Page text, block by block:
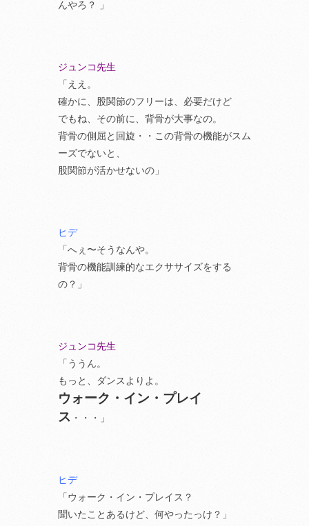
んやろ？ 」
ジュンコ先生
「ええ。
確かに、股関節のフリーは、必要だけど
でもね、その前に、背骨が大事なの。
背骨の側屈と回旋・・この背骨の機能がスム
ーズでないと、
股関節が活かせないの」
ヒデ
「へぇ〜そうなんや。
背骨の機能訓練的なエクササイズをする
の？」
ジュンコ先生
「ううん。
もっと、ダンスよりよ。
ウォーク・イン・プレイ
ス ・・・」
ヒデ
「ウォーク・イン・プレイス？
聞いたことあるけど、何やったっけ？」